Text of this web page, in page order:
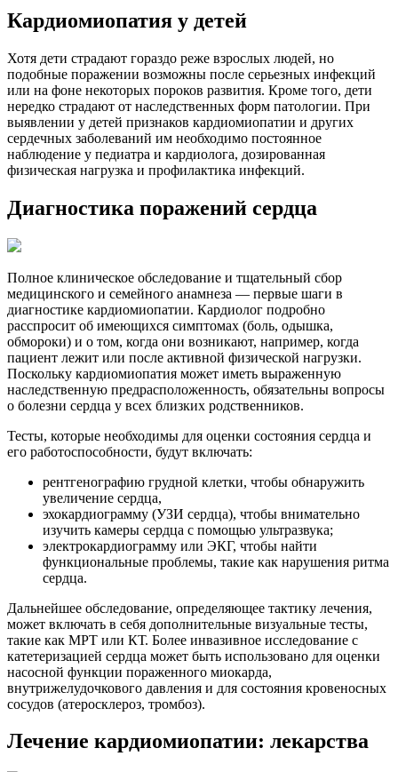
Кардиомиопатия у детей
Хотя дети страдают гораздо реже взрослых людей, но
подобные поражении возможны после серьезных инфекций
или на фоне некоторых пороков развития. Кроме того, дети
нередко страдают от наследственных форм патологии. При
выявлении у детей признаков кардиомиопатии и других
сердечных заболеваний им необходимо постоянное
наблюдение у педиатра и кардиолога, дозированная
физическая нагрузка и профилактика инфекций.
Диагностика поражений сердца
Полное клиническое обследование и тщательный сбор
медицинского и семейного анамнеза — первые шаги в
диагностике кардиомиопатии. Кардиолог подробно
расспросит об имеющихся симптомах (боль, одышка,
обмороки) и о том, когда они возникают, например, когда
пациент лежит или после активной физической нагрузки.
Поскольку кардиомиопатия может иметь выраженную
наследственную предрасположенность, обязательны вопросы
о болезни сердца у всех близких родственников.
Тесты, которые необходимы для оценки состояния сердца и
его работоспособности, будут включать:
рентгенографию грудной клетки, чтобы обнаружить
увеличение сердца,
эхокардиограмму (УЗИ сердца), чтобы внимательно
изучить камеры сердца с помощью ультразвука;
электрокардиограмму или ЭКГ, чтобы найти
функциональные проблемы, такие как нарушения ритма
сердца.
Дальнейшее обследование, определяющее тактику лечения,
может включать в себя дополнительные визуальные тесты,
такие как МРТ или КТ. Более инвазивное исследование с
катетеризацией сердца может быть использовано для оценки
насосной функции пораженного миокарда,
внутрижелудочкового давления и для состояния кровеносных
сосудов (атеросклероз, тромбоз).
Лечение кардиомиопатии: лекарства